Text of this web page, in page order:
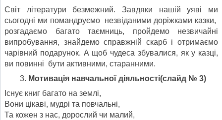
Світ літератури безмежний. Завдяки нашій уяві ми
сьогодні ми помандруємо незвіданими доріжками казки,
розгадаємо багато таємниць, пройдемо незвичайні
випробування, знайдемо справжній скарб і отримаємо
чарівний подарунок. А щоб чудеса збувалися, як у казці,
ви повинні бути активними, старанними.
Мотивація навчальної діяльності(слайд № 3)
Існує книг багато на землі,
Вони цікаві, мудрі та повчальні,
Та кожен з нас, дорослий чи малий,